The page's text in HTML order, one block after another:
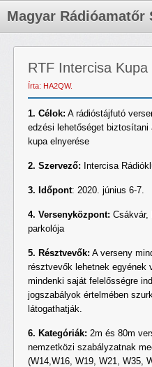
Magyar Rádióamatőr
RTF Intercisa
Írta: HA2QW.
1. Célok: A rádióstájfutó
edzési lehetőséget
kupa elnyerése
2. Szervező: Intercisa
3. Időpont: 2020. június 6-7.
4. Versenyközpont: Csákvár,
parkolója
5. Résztvevők: A verseny
résztvevők lehetnek egyének
mindenki saját felelősségre
jogszabályok értelmében
látogathatják.
6. Kategóriák: 2m és 80m
nemzetközi szabályzatnak
(W14,W16, W19, W21, W35,